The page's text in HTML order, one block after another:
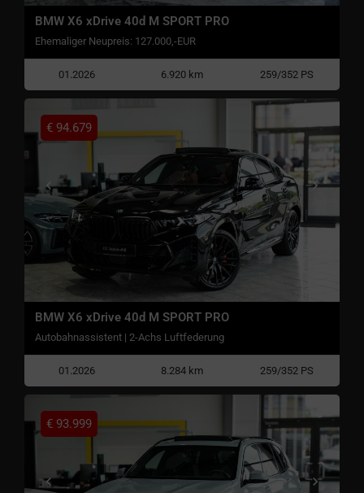
BMW X6 xDrive 40d M SPORT PRO
Ehemaliger Neupreis: 127.000,-EUR
01.2026 6.920 km 259/352 PS
BMW X6 xDrive 40d M SPORT PRO
Autobahnassistent | 2-Achs Luftfederung
€ 94.679
01.2026 8.284 km 259/352 PS
€ 93.999